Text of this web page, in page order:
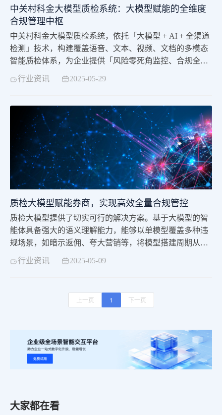
中关村科金大模型质检系统：大模型赋能的全维度
合规管理中枢
中关村科金大模型质检系统，依托「大模型 + AI + 全渠道
检测」技术，构建覆盖语音、文本、视频、文档的多模态
智能质检体系，为企业提供「风险零死角监控、合规全流
程保障、效率可持续优化」的一站式解决方案，助力金
准捕捉业务细节。模型准确率高达 93% +，召回率高达
85% +，以卓越的性能为企
行业资讯 2025-05-29
质检大模型赋能券商，实现高效全量合规管控
质检大模型提供了切实可行的解决方案。基于大模型的智
能体具备强大的语义理解能力，能够以单模型覆盖多种违
规场景，如暗示返佣、夸大营销等，将模型搭建周期从过
去的一个月大幅缩短至仅一天，极大提高了模型部署效
还留存了完整的证据链，确保质检结果的准确性和公正
行业资讯 2025-05-09
上一页 1 下一页
大家都在看